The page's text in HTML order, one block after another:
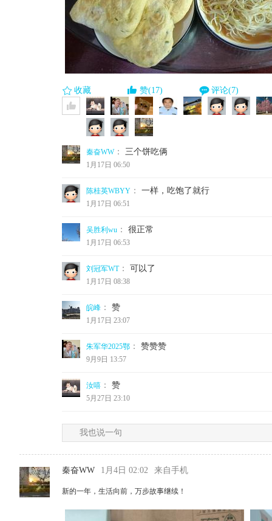
收藏 赞(17) 评论(7)
秦奋WW： 三个饼吃俩
1月17日 06:50
陈桂英WBYY ： 一样，吃饱了就行
1月17日 06:51
吴胜利wu ： 很正常
1月17日 06:53
刘冠军WT： 可以了
1月17日 08:38
皖峰 ： 赞
1月17日 23:07
朱军华2025鄂 ： 赞赞赞
9月9日 13:57
汝嘻 ： 赞
5月27日 23:10
我也说一句
秦奋WW 1月4日 02:02 来自手机
新的一年，生活向前，万步故事继续！